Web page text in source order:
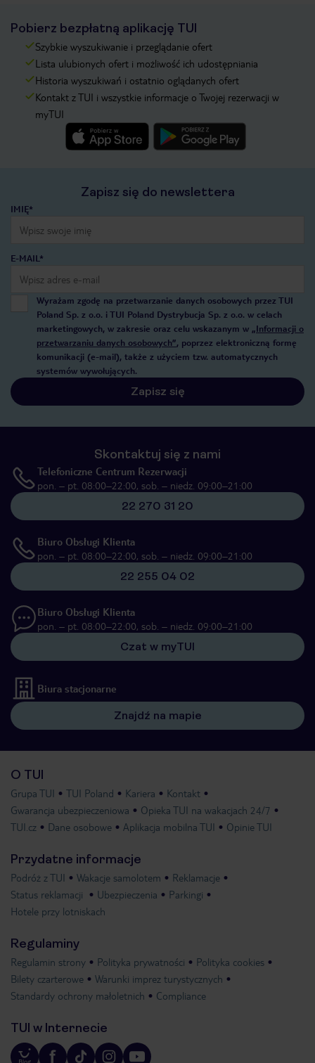
Pobierz bezpłatną aplikację TUI
Szybkie wyszukiwanie i przeglądanie ofert
Lista ulubionych ofert i możliwość ich udostępniania
Historia wyszukiwań i ostatnio oglądanych ofert
Kontakt z TUI i wszystkie informacje o Twojej rezerwacji w
myTUI
Zapisz się do newslettera
IMIĘ*
E-MAIL*
Wyrażam zgodę na przetwarzanie danych osobowych przez TUI
Poland Sp. z o.o. i TUI Poland Dystrybucja Sp. z o.o. w celach
marketingowych, w zakresie oraz celu wskazanym w „Informacji o
przetwarzaniu danych osobowych”, poprzez elektroniczną formę
komunikacji (e-mail), także z użyciem tzw. automatycznych
systemów wywołujących.
Zapisz się
Skontaktuj się z nami
Telefoniczne Centrum Rezerwacji
pon. – pt. 08:00–22:00, sob. – niedz. 09:00–21:00
22 270 31 20
Biuro Obsługi Klienta
pon. – pt. 08:00–22:00, sob. – niedz. 09:00–21:00
22 255 04 02
Biuro Obsługi Klienta
pon. – pt. 08:00–22:00, sob. – niedz. 09:00–21:00
Czat w myTUI
Biura stacjonarne
Znajdź na mapie
O TUI
Grupa TUI TUI Poland Kariera
Kontakt
Gwarancja ubezpieczeniowa
Opieka TUI na wakacjach 24/7
TUI.cz
Dane osobowe Aplikacja mobilna TUI Opinie TUI
Przydatne informacje
Podróż z TUI Wakacje samolotem
Reklamacje
Status reklamacji
Ubezpieczenia
Parkingi
Hotele przy lotniskach
Regulaminy
Regulamin strony Polityka prywatności
Polityka cookies
Bilety czarterowe
Warunki imprez turystycznych
Standardy ochrony małoletnich
Compliance
TUI w Internecie